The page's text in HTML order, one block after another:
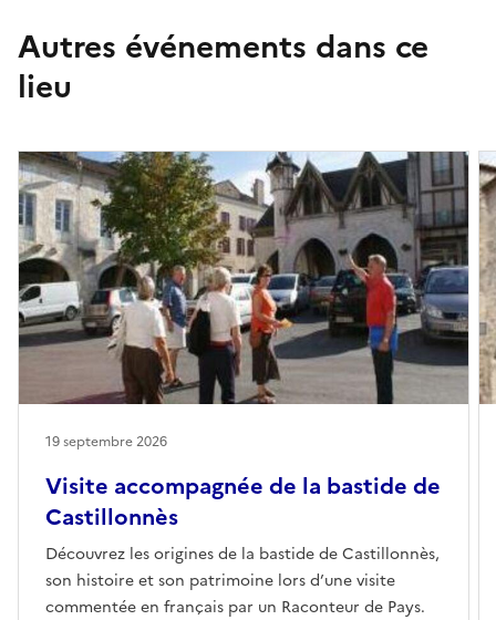
Autres événements dans ce
lieu
Visite accompagnée de la bastide de
Castillonnès
Découvrez les origines de la bastide de Castillonnès,
son histoire et son patrimoine lors d’une visite
commentée en français par un Raconteur de Pays.
19 septembre 2026